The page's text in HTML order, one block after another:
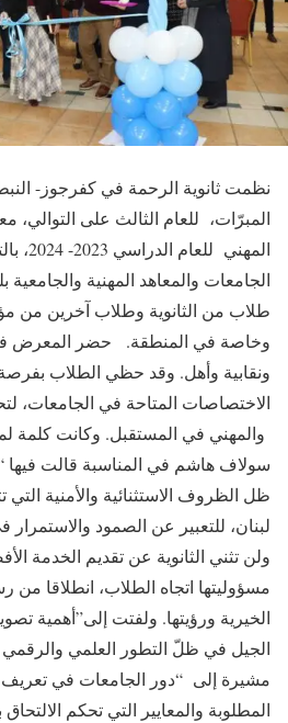
نظمت ثانوية الرحمة في كفرجوز-
المبرّات، للعام الثالث على التوالي،
المهني
طلاب من الثانوية وطلاب آخرين من
وخاصة في المنطقة. حضر المعرض
ونقابية وأهل. وقد حظي الطلاب
الاختصاصات المتاحة في الجامعات،
والمهني في المستقبل. وكانت كلمة
سولاف هاشم في المناسبة قالت
ظل الظروف الاستثنائية والأمنية
لبنان، للتعبير عن الصمود
ولن تثني الثانوية عن تقديم الخدمة
مسؤوليتها اتجاه الطلاب، انطلاقا من
الخيرية ورؤيتها. ولفتت إلى”أهمية
الجيل في ظلّ التطور العلمي
مشيرة إلى “دور الجامعات في
المطلوبة والمعايير التي تحكم